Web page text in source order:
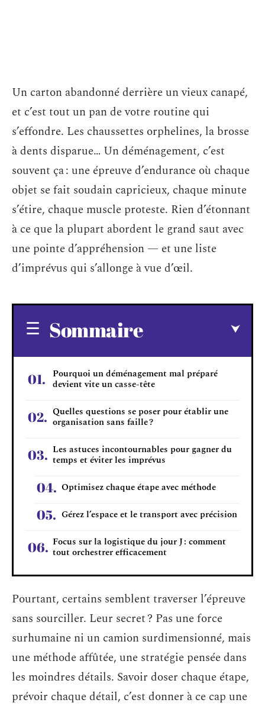
Un carton abandonné derrière un vieux canapé,
et c’est tout un pan de votre routine qui
s’effondre. Les chaussettes orphelines, la brosse
à dents disparue… Un déménagement, c’est
souvent ça : une épreuve d’endurance où chaque
objet se fait soudain capricieux, chaque minute
s’étire, chaque muscle proteste. Rien d’étonnant
à ce que la plupart abordent le grand saut avec
une pointe d’appréhension — et une liste
d’imprévus qui s’allonge à vue d’œil.
Sommaire
Pourquoi un déménagement mal préparé
devient vite un casse-tête
Quelles questions se poser pour établir une
organisation sans faille ?
Les astuces incontournables pour gagner du
temps et éviter les imprévus
Optimisez chaque étape avec méthode
Gérez l’espace et le transport avec précision
Focus sur la logistique du jour J : comment
tout orchestrer efficacement
Pourtant, certains semblent traverser l’épreuve
sans sourciller. Leur secret ? Pas une force
surhumaine ni un camion surdimensionné, mais
une méthode affûtée, une stratégie pensée dans
les moindres détails. Savoir doser chaque étape,
prévoir chaque détail, c’est donner à ce cap une